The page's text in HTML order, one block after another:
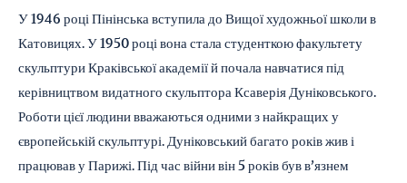
У 1946 році Пінінська вступила до Вищої художньої школи в
Катовицях. У 1950 році вона стала студенткою факультету
скульптури Краківської академії й почала навчатися під
керівництвом видатного скульптора Ксаверія Дуніковського.
Роботи цієї людини вважаються одними з найкращих у
європейській скульптурі. Дуніковський багато років жив і
працював у Парижі. Під час війни він 5 років був в’язнем